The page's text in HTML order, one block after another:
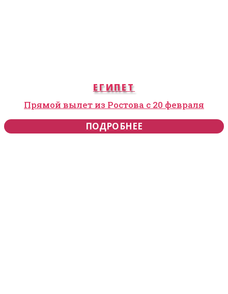
ЕГИПЕТ
Прямой вылет из Ростова с 20 февраля
ПОДРОБНЕЕ